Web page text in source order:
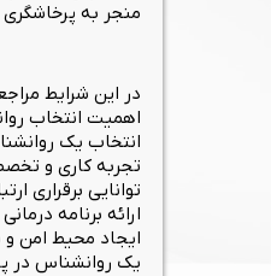
منجر به
در این شرایط
اهمیت انتخاب
انتخاب یک
تجربه کاری و
توانایی برقراری
ارائه برنامه
ایجاد محیط امن
یک روانشناس در